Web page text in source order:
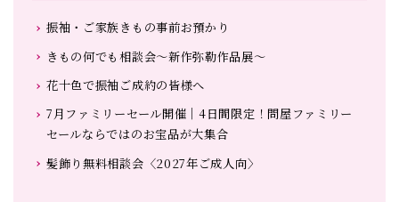
振袖・ご家族きもの事前お預かり
きもの何でも相談会～新作弥勒作品展～
花十色で振袖ご成約の皆様へ
7月ファミリーセール開催｜4日間限定！問屋ファミリー
セールならではのお宝品が大集合
髪飾り無料相談会〈2027年ご成人向〉